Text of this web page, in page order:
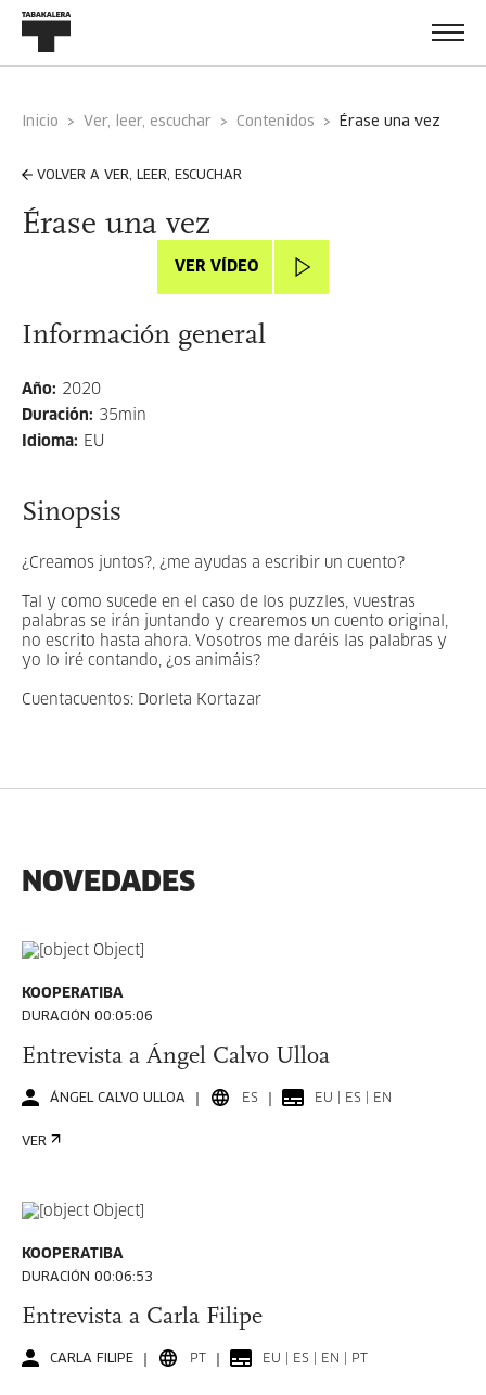
Inicio Ver, leer, escuchar Contenidos érase una vez
VOLVER A VER, LEER, ESCUCHAR
Érase una vez
VER VÍDEO
Información general
Año: 2020
Duración: 35min
Idioma: EU
Sinopsis
¿Creamos juntos?, ¿me ayudas a escribir un cuento?
Tal y como sucede en el caso de los puzzles, vuestras
palabras se irán juntando y crearemos un cuento original,
no escrito hasta ahora. Vosotros me daréis las palabras y
yo lo iré contando, ¿os animáis?
Cuentacuentos: Dorleta Kortazar
NOVEDADES
KOOPERATIBA
DURACIÓN 00:05:06
Entrevista a Ángel Calvo Ulloa
ÁNGEL CALVO ULLOA ES EU | ES | EN
VER
KOOPERATIBA
DURACIÓN 00:06:53
Entrevista a Carla Filipe
CARLA FILIPE PT EU | ES | EN | PT